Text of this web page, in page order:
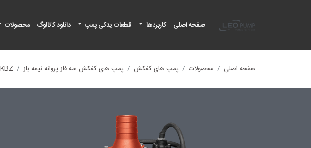
صفحه اصلی
کاربردها قطعات یدکی پمپ دانلود کاتالوگ محصولات
صفحه اصلی محصولات پمپ های کفکش پمپ های کفکش سه فاز پروانه نیمه باز KBZ